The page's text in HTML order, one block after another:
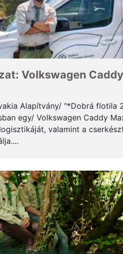
Volkswagen
Alapítvány/ "*Dobrá flotila
egy/ Volkswagen Caddy
valamint a